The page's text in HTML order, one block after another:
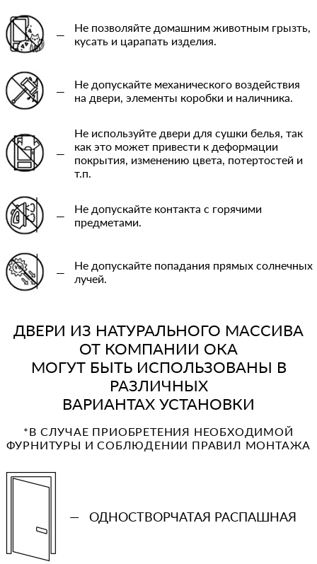
—
Не позволяйте домашним животным грызть,
кусать и царапать изделия.
—
Не допускайте механического воздействия
на двери, элементы коробки и наличника.
—
Не используйте двери для сушки белья, так
как это может привести к деформации
покрытия, изменению цвета, потертостей и
т.п.
—
Не допускайте контакта с горячими
предметами.
—
Не допускайте попадания прямых солнечных
лучей.
ДВЕРИ ИЗ НАТУРАЛЬНОГО МАССИВА
ОТ КОМПАНИИ ОКА
МОГУТ БЫТЬ ИСПОЛЬЗОВАНЫ В
РАЗЛИЧНЫХ
ВАРИАНТАХ УСТАНОВКИ
*В СЛУЧАЕ ПРИОБРЕТЕНИЯ НЕОБХОДИМОЙ
ФУРНИТУРЫ И СОБЛЮДЕНИИ ПРАВИЛ МОНТАЖА
— ОДНОСТВОРЧАТАЯ РАСПАШНАЯ